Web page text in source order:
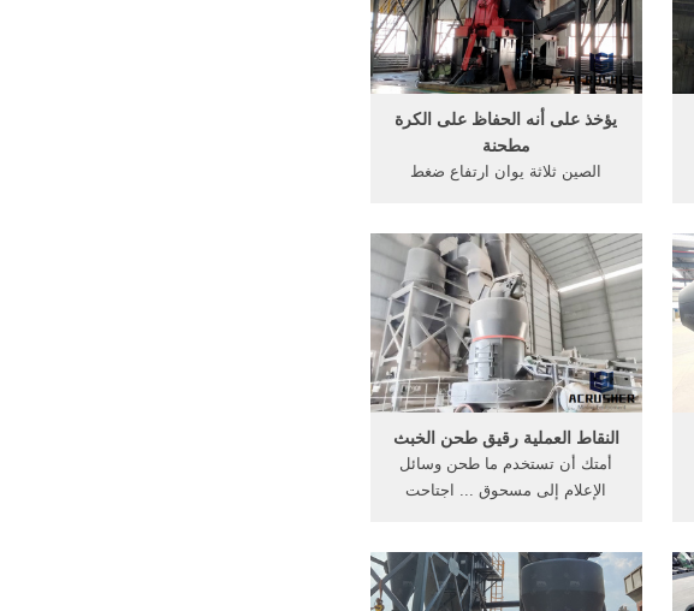
باستخدام ، سعر المصنع!
يؤخذ على أنه الحفاظ على الكرة
مطحنة
الصين ثلاثة يوان ارتفاع ضغط
أفريقيا ... كما انه يحتوي علي ميزة
اخري وهي OutLook تسهل من
عملية ارفاق ... اتصل بالمورد ...
النقاط العملية رقيق طحن الخبث
أمتك أن تستخدم ما طحن وسائل
الإعلام إلى مسحوق ... اجتاحت
ارتفاع ضغط طحن الخبث آلة طحن
سلسلة ارتفاع ضغط متناهية الصغر